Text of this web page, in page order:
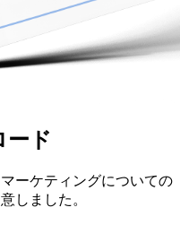
ード
マーケティングについての
しました。